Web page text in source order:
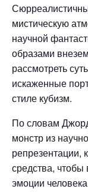
мистическую
научной
образами
рассмотреть
искаженные
стиле кубизм.
По словам
монстр из
репрезентации,
средства, чтобы
эмоции